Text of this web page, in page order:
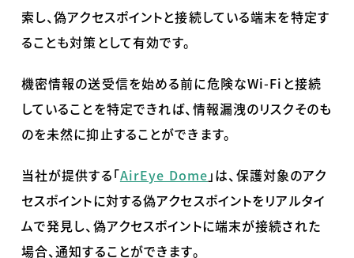
索し、偽アクセスポイントと接続している端末を特定す
ることも対策として有効です。
機密情報の送受信を始める前に危険なWi-Fi と接続
していることを特定できれば、情報漏洩のリスクそのも
のを未然に抑止することができます。
当社が提供する「AirEye Dome 」は、保護対象のアク
セスポイントに対する偽アクセスポイントをリアルタイ
ムで発見し、偽アクセスポイントに端末が接続された
場合、通知することができます。